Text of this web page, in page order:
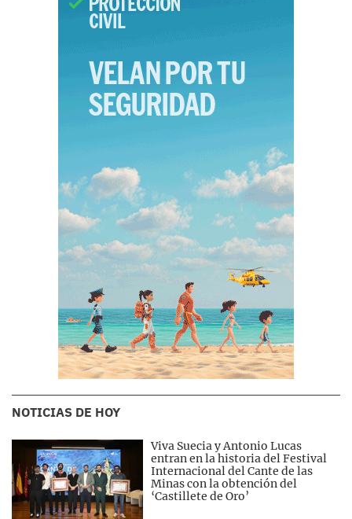
NOTICIAS DE HOY
Viva Suecia y Antonio Lucas
entran en la historia del Festival
Internacional del Cante de las
Minas con la obtención del
‘Castillete de Oro’